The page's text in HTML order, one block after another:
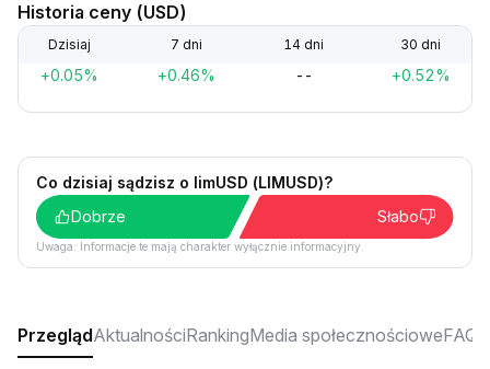
Historia ceny (USD)
Dzisiaj 7 dni 14 dni 30 dni
+0.05% +0.46% -- +0.52%
Co dzisiaj sądzisz o limUSD (LIMUSD)?
Dobrze
Słabo
Uwaga: Informacje te mają charakter wyłącznie informacyjny.
PrzeglądAktualnościRankingMedia społecznościoweFAQ